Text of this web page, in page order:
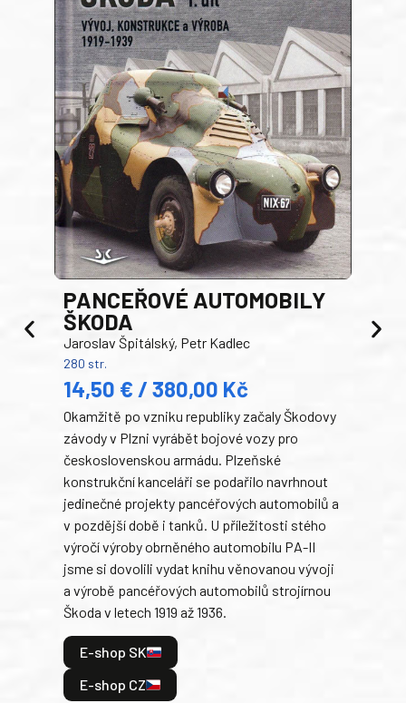
PANCEŘOVÉ AUTOMOBILY
ŠKODA
Jaroslav Špitálský, Petr Kadlec
280 str.
14,50 € / 380,00 Kč
Okamžitě po vzniku republiky začaly Škodovy
závody v Plzni vyrábět bojové vozy pro
československou armádu. Plzeňské
konstrukční kanceláři se podařilo navrhnout
jedinečné projekty pancéřových automobilů a
v pozdější době i tanků. U příležitosti stého
výročí výroby obrněného automobilu PA-II
jsme si dovolili vydat knihu věnovanou vývoji
a výrobě pancéřových automobilů strojírnou
Škoda v letech 1919 až 1936.
E-shop SK
E-shop CZ